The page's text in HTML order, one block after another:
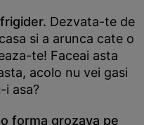
Dezvata-te de
si a arunca cate o
te! Faceai asta
acolo nu vei gasi
i asa?
forma grozava pe